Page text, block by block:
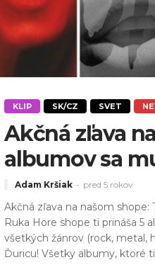
KLIP SK/CZ SVET
Akčná zľava
albumov sa
Adam Kršiak pred 5 rokov
Akčná zľava na našom
Ruka Hore shope ti prináša 5
všetkých žánrov (rock, metal,
Ďuricu! Všetky albumy, ktoré